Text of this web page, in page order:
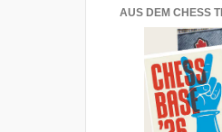
AUS DEM CHESS